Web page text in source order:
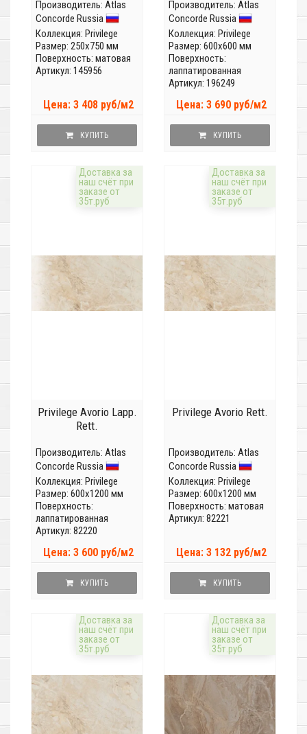
Производитель: Atlas
Concorde Russia
Коллекция: Privilege
Размер: 250x750 мм
Поверхность: матовая
Артикул: 145956
Цена: 3 408 руб/м2
КУПИТЬ
Производитель: Atlas
Concorde Russia
Коллекция: Privilege
Размер: 600x600 мм
Поверхность:
лаппатированная
Артикул: 196249
Цена: 3 690 руб/м2
КУПИТЬ
Доставка за
наш счёт при
заказе от
35т.руб
Privilege Avorio Lapp.
Rett.
Производитель: Atlas
Concorde Russia
Коллекция: Privilege
Размер: 600x1200 мм
Поверхность:
лаппатированная
Артикул: 82220
Цена: 3 600 руб/м2
КУПИТЬ
Доставка за
наш счёт при
заказе от
35т.руб
Privilege Avorio Rett.
Производитель: Atlas
Concorde Russia
Коллекция: Privilege
Размер: 600x1200 мм
Поверхность: матовая
Артикул: 82221
Цена: 3 132 руб/м2
КУПИТЬ
Доставка за
наш счёт при
заказе от
35т.руб
Доставка за
наш счёт при
заказе от
35т.руб